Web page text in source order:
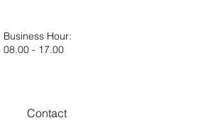
Business Hour:
08.00 - 17.00
Contact